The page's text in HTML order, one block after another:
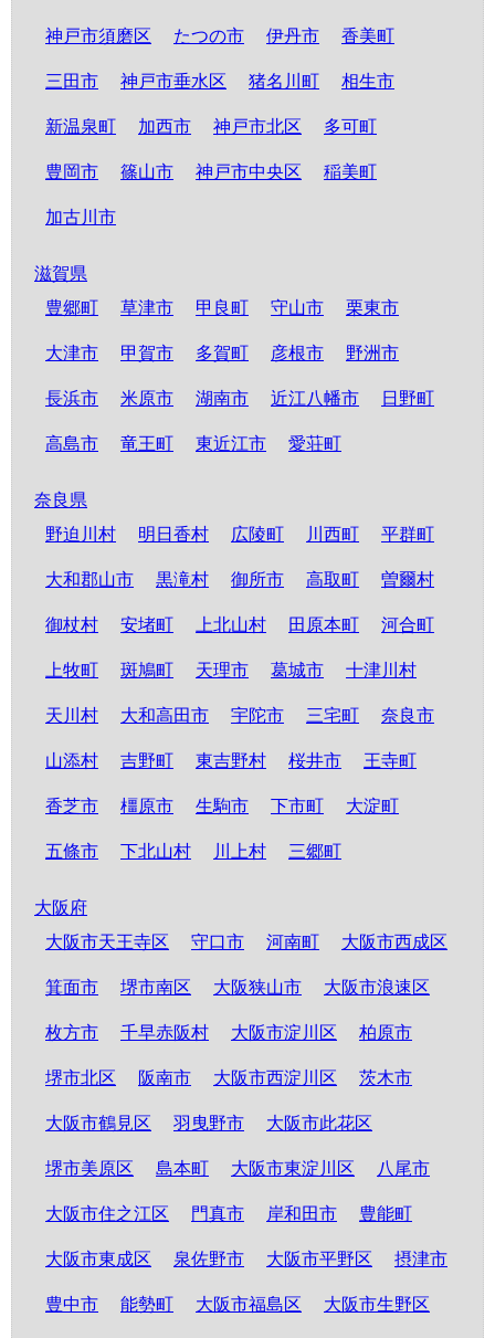
神戸市須磨区 たつの市 伊丹市 香美町
三田市 神戸市垂水区 猪名川町 相生市
新温泉町 加西市 神戸市北区 多可町
豊岡市 篠山市 神戸市中央区 稲美町
加古川市
滋賀県
豊郷町
草津市 甲良町 守山市 栗東市
大津市 甲賀市 多賀町 彦根市 野洲市
長浜市 米原市 湖南市 近江八幡市 日野町
高島市 竜王町 東近江市 愛荘町
奈良県
野迫川村
明日香村 広陵町 川西町 平群町
大和郡山市 黒滝村 御所市 高取町 曽爾村
御杖村 安堵町 上北山村 田原本町 河合町
上牧町 斑鳩町 天理市 葛城市 十津川村
天川村 大和高田市 宇陀市 三宅町 奈良市
山添村 吉野町 東吉野村 桜井市 王寺町
香芝市 橿原市 生駒市 下市町 大淀町
五條市 下北山村 川上村 三郷町
大阪府
大阪市天王寺区
守口市 河南町 大阪市西成区
箕面市 堺市南区 大阪狭山市 大阪市浪速区
枚方市 千早赤阪村 大阪市淀川区 柏原市
堺市北区 阪南市 大阪市西淀川区 茨木市
大阪市鶴見区 羽曳野市 大阪市此花区
堺市美原区 島本町 大阪市東淀川区 八尾市
大阪市住之江区 門真市 岸和田市 豊能町
大阪市東成区 泉佐野市 大阪市平野区 摂津市
豊中市 能勢町 大阪市福島区 大阪市生野区